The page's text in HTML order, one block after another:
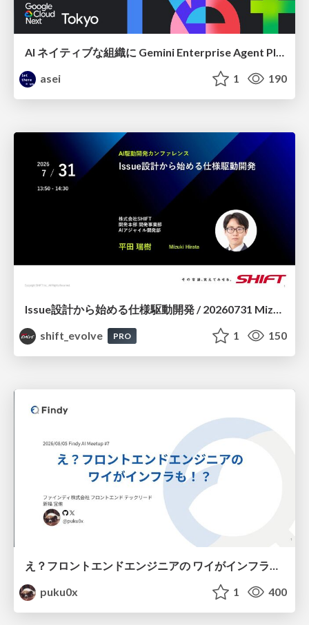
AI ネイティブな組織に Gemini Enterprise Agent Platform がなぜ必要なのか
asei
1 190
shift_evolve
PRO 1 150
え？フロントエンドエンジニアの ワイがインフラも！？
puku0x
1 400